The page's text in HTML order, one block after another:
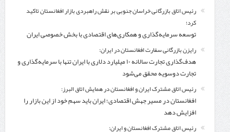
رئیس اتاق بازرگانی خراسان جنوبی بر نقش راهبردی بازار افغانستان تاکید
کرد؛
توسعه سرمایه‌گذاری و همکاری‌های اقتصادی با بخش خصوصی ایران
رایزن بازرگانی سفارت افغانستان در ایران:
هدف‌گذاری تجارت سالانه ۱۰ میلیارد دلاری با ایران تنها با سرمایه‌گذاری و
تجارت دوسویه محقق می‌شود
رئیس اتاق مشترک ایران و افغانستان در همایش اتاق البرز:
افغانستان در مسیر جهش اقتصادی؛ ایران باید سهم خود از این بازار را
افزایش دهد
رئیس اتاق مشترک افغانستان و ایران: